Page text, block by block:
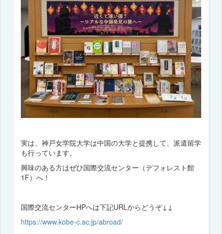
実は、神戸女学院大学は中国の大学と提携して、派遣留学
も行っています。
興味のある方はぜひ国際交流センター（デフォレスト館
1F）へ！
国際交流センターHPへは下記URLからどうぞ↓↓
https://www.kobe-c.ac.jp/abroad/